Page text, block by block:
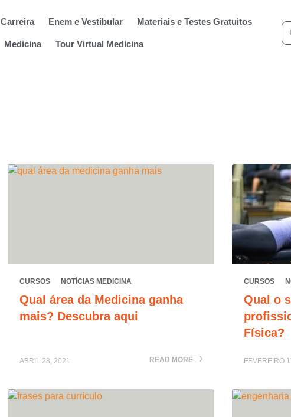
Carreira Enem e Vestibular Materiais e Testes Gratuitos
Medicina Tour Virtual Medicina
CURSOS NOTÍCIAS MEDICINA
Qual área da Medicina ganha
mais? Descubra aqui
ABRIL 28, 2021 READ MORE
CURSOS
Qual o
Física?
FEVEREIRO